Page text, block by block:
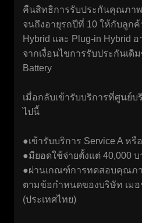
คืนสิทธิการรับประกันคุณภาพ
จนถึงอายุรถปีที่ 10 ให้กับลูกค้
Hybrid และ Plug-in Hybrid
จากเงื่อนไขการรับประกันเดิ
Battery
เมื่อกลับเข้ารับบริการที่ศูนย์บ
ไปนี้
●เข้ารับบริการ Service A หรื
●มียอดใช้จ่ายตั้งแต่ 40,000 บ
●ผ่านเกณฑ์การทดสอบคุณภา
ตามข้อกำหนดของบริษัท เมอ
(ประเทศไทย)